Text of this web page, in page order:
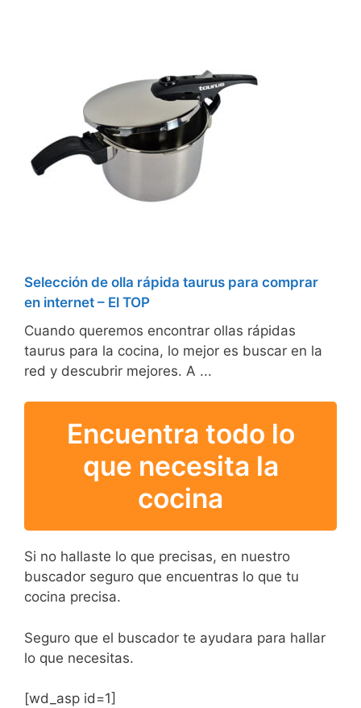
Selección de olla rápida taurus para comprar
en internet – El TOP
Cuando queremos encontrar ollas rápidas
taurus para la cocina, lo mejor es buscar en la
red y descubrir mejores. A ...
Encuentra todo lo
que necesita la
cocina
Si no hallaste lo que precisas, en nuestro
buscador seguro que encuentras lo que tu
cocina precisa.
Seguro que el buscador te ayudara para hallar
lo que necesitas.
[wd_asp id=1]